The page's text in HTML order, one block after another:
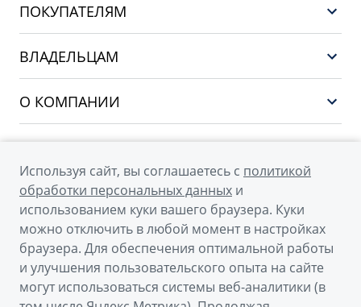
CITYRAY
ATLAS
OKAVANGO
MONJARO
Архивные модели
ПОКУПАТЕЛЯМ
ВЛАДЕЛЬЦАМ
О КОМПАНИИ
Новости
Наша команда
Правовая информация
Контакты
Мы в соцсетях
© 2026
Используя сайт, вы соглашаетесь с политикой
обработки персональных данных и
использованием куки вашего браузера. Куки
можно отключить в любой момент в настройках
браузера. Для обеспечения оптимальной работы
и улучшения пользовательского опыта на сайте
могут использоваться системы веб-аналитики (в